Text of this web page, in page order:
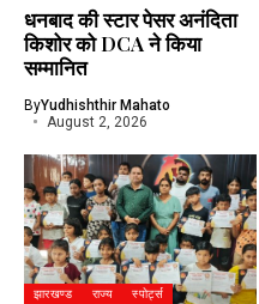
धनबाद की स्टार पेसर अनंदिता
किशोर को DCA ने किया
सम्मानित
ByYudhishthir Mahato
August 2, 2026
झारखण्ड राज्य स्पोर्ट्स